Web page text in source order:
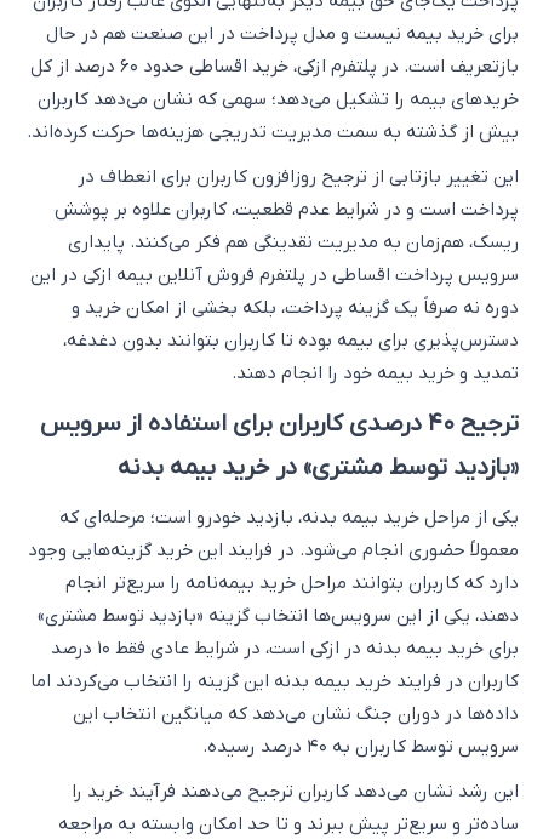
برای خرید بیمه نیست و مدل پرداخت در این صنعت هم در حال
بازتعریف است. در پلتفرم ازکی، خرید اقساطی حدود ۶۰ درصد از کل
خریدهای بیمه را تشکیل می‌دهد؛ سهمی که نشان می‌دهد کاربران
بیش از گذشته به سمت مدیریت تدریجی هزینه‌ها حرکت کرده‌اند.
این تغییر بازتابی از ترجیح روزافزون کاربران برای انعطاف در
پرداخت است و در شرایط عدم قطعیت، کاربران علاوه بر پوشش
ریسک، هم‌زمان به مدیریت نقدینگی هم فکر می‌کنند. پایداری
سرویس پرداخت اقساطی در پلتفرم فروش آنلاین بیمه ازکی در این
دوره نه صرفاً یک گزینه پرداخت، بلکه بخشی از امکان خرید و
دسترس‌پذیری برای بیمه بوده تا کاربران بتوانند بدون دغدغه،
تمدید و خرید بیمه خود را انجام دهند.
ترجیح ۴۰ درصدی کاربران برای استفاده از سرویس
«بازدید توسط مشتری» در خرید بیمه بدنه
یکی از مراحل خرید بیمه بدنه، بازدید خودرو است؛ مرحله‌ای که
معمولاً حضوری انجام می‌شود. در فرایند این خرید گزینه‌هایی وجود
دارد که کاربران بتوانند مراحل خرید بیمه‌نامه را سریع‌تر انجام
دهند، یکی از این سرویس‌ها انتخاب گزینه «بازدید توسط مشتری»
برای خرید بیمه بدنه در ازکی است، در شرایط عادی فقط ۱۰ درصد
کاربران در فرایند خرید بیمه بدنه این گزینه را انتخاب می‌کردند اما
داده‌ها در دوران جنگ نشان می‌دهد که میانگین انتخاب این
سرویس توسط کاربران به ۴۰ درصد رسیده.
این رشد نشان می‌دهد کاربران ترجیح می‌دهند فرآیند خرید را
ساده‌تر و سریع‌تر پیش ببرند و تا حد امکان وابسته به مراجعه